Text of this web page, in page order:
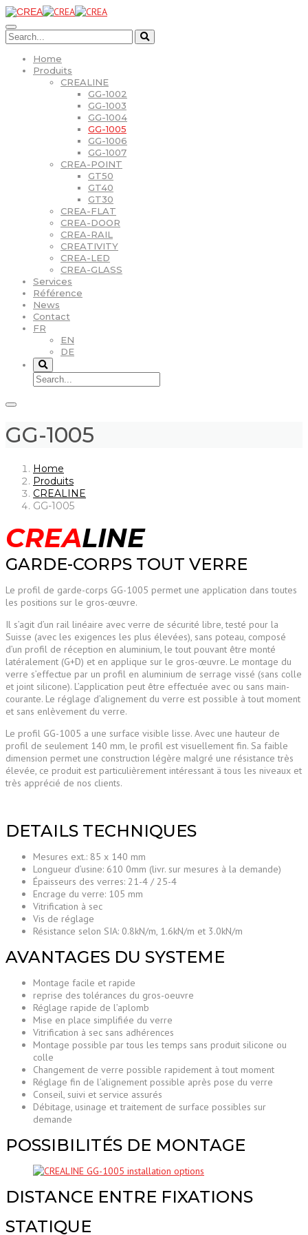
Home
Produits
CREALINE
GG-1002
GG-1003
GG-1004
GG-1005
GG-1006
GG-1007
CREA-POINT
GT50
GT40
GT30
CREA-FLAT
CREA-DOOR
CREA-RAIL
CREATIVITY
CREA-LED
CREA-GLASS
Services
Référence
News
Contact
FR
EN
DE
GG-1005
Home
Produits
CREALINE
GG-1005
CREALINE
GARDE-CORPS TOUT VERRE
Le profil de garde-corps GG-1005 permet une application dans toutes
les positions sur le gros-œuvre.
Il s’agit d’un rail linéaire avec verre de sécurité libre, testé pour la
Suisse (avec les exigences les plus élevées), sans poteau, composé
d’un profil de réception en aluminium, le tout pouvant être monté
latéralement (G+D) et en applique sur le gros-œuvre. Le montage du
verre s’effectue par un profil en aluminium de serrage vissé (sans colle
et joint silicone). L’application peut être effectuée avec ou sans main-
courante. Le réglage d’alignement du verre est possible à tout moment
et sans enlèvement du verre.
Le profil GG-1005 a une surface visible lisse. Avec une hauteur de
profil de seulement 140 mm, le profil est visuellement fin. Sa faible
dimension permet une construction légère malgré une résistance très
élevée, ce produit est particulièrement intéressant ä tous les niveaux et
très apprécié de nos clients.
DETAILS TECHNIQUES
Mesures ext.: 85 x 140 mm
Longueur d’usine: 610 0mm (livr. sur mesures à la demande)
Épaisseurs des verres: 21-4 / 25-4
Encrage du verre: 105 mm
Vitrification à sec
Vis de réglage
Résistance selon SIA: 0.8kN/m, 1.6kN/m et 3.0kN/m
AVANTAGES DU SYSTEME
Montage facile et rapide
reprise des tolérances du gros-oeuvre
Réglage rapide de l’aplomb
Mise en place simplifiée du verre
Vitrification à sec sans adhérences
Montage possible par tous les temps sans produit silicone ou
colle
Changement de verre possible rapidement à tout moment
Réglage fin de l’alignement possible après pose du verre
Conseil, suivi et service assurés
Débitage, usinage et traitement de surface possibles sur
demande
POSSIBILITÉS DE MONTAGE
DISTANCE ENTRE FIXATIONS
STATIQUE